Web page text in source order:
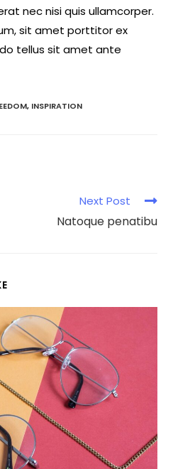
nec nisi quis ullamcorper.
sit amet porttitor ex
tellus sit amet ante
, INSPIRATION
Next Post
Natoque penatibu